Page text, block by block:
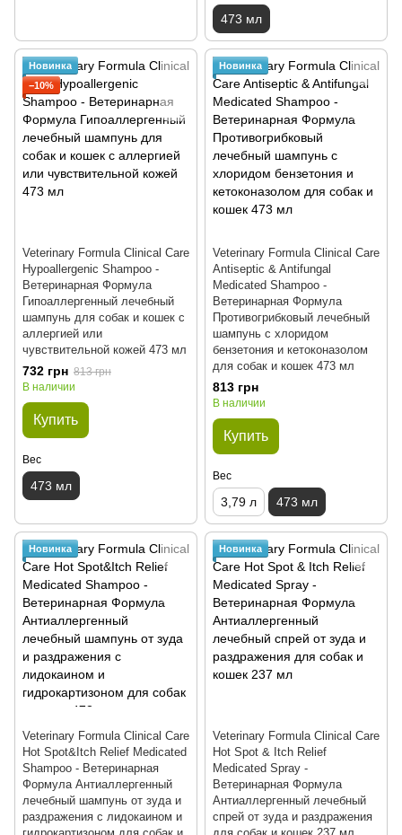
473 мл
Новинка
−10%
Veterinary Formula Clinical Care
Hypoallergenic Shampoo -
Ветеринарная Формула
Гипоаллергенный лечебный
шампунь для собак и кошек с
аллергией или
чувствительной кожей 473 мл
732 грн 813 грн
В наличии
Купить
Вес
473 мл
Новинка
Veterinary Formula Clinical Care
Antiseptic & Antifungal
Medicated Shampoo -
Ветеринарная Формула
Противогрибковый лечебный
шампунь с хлоридом
бензетония и кетоконазолом
для собак и кошек 473 мл
813 грн
В наличии
Купить
Вес
3,79 л 473 мл
Новинка
Veterinary Formula Clinical Care
Hot Spot&Itch Relief Medicated
Shampoo - Ветеринарная
Формула Антиаллергенный
лечебный шампунь от зуда и
раздражения с лидокаином и
Новинка
Veterinary Formula Clinical Care
Hot Spot & Itch Relief
Medicated Spray -
Ветеринарная Формула
Антиаллергенный лечебный
спрей от зуда и раздражения